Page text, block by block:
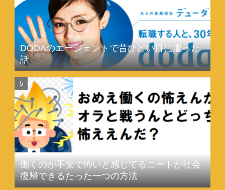
DODAのエージェントで昔ひどい目に遭った
話
働くのが不安で怖いと感じてるニートが社会
復帰できるたった一つの方法